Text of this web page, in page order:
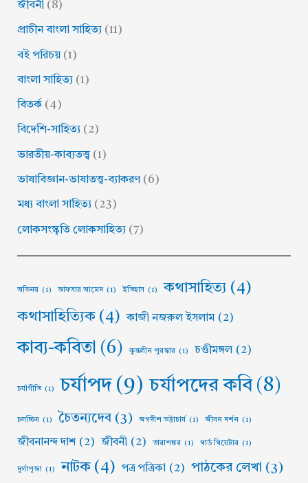
জীবনী (8)
প্রাচীন বাংলা সাহিত্য (11)
বই পরিচয়(1)
বাংলা সাহিত্য (1)
বিতর্ক (4)
বিদেশি-সাহিত্য (2)
ভারতীয়-কাব্যতত্ত্ব (1)
ভাষাবিজ্ঞান-ভাষাতত্ত্ব-ব্যাকরণ(6)
মধ্য বাংলা সাহিত্য (23)
লোকসংস্কৃতি লোকসাহিত্য (7)
অভিনয় (1) আফসার আমেদ (1) ইতিহাস (1) কথাসাহিত্য (4)
কথাসাহিত্যিক (4) কাজী নজরুল ইসলাম (2)
কাব্য-কবিতা (6) কুন্তলীন পুরস্কার (1) চণ্ডীমঙ্গল (2)
চর্যাগীতি (1) চর্যাপদ (9) চর্যাপদের কবি (8)
চলচ্চিত্র (1) চৈতন্যদেব (3) জগদীশ ভট্টাচার্য (1) জীবন দর্শন (1)
জীবনানন্দ দাশ (2) জীবনী (2) তারাশঙ্কর (1) থার্ড থিয়েটার (1)
দুর্গাপূজা (1) নাটক (4) পত্র পত্রিকা (2) পাঠকের লেখা (3)